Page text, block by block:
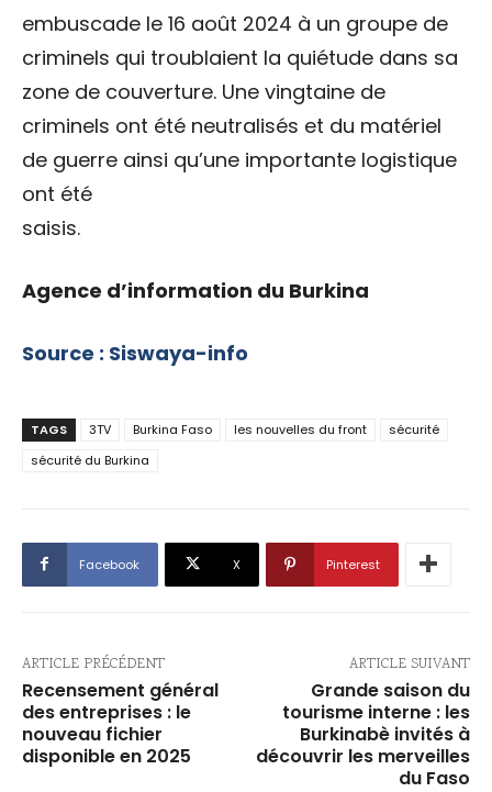
embuscade le 16 août 2024 à un groupe de
criminels qui troublaient la quiétude dans sa
zone de couverture. Une vingtaine de
criminels ont été neutralisés et du matériel
de guerre ainsi qu’une importante logistique
ont été
saisis.
Agence d’information du Burkina
Source : Siswaya-info
TAGS 3TV Burkina Faso les nouvelles du front
sécurité
sécurité du Burkina
Facebook X Pinterest
ARTICLE PRÉCÉDENT
Recensement général
des entreprises : le
nouveau fichier
disponible en 2025
ARTICLE SUIVANT
Grande saison du
tourisme interne : les
Burkinabè invités à
découvrir les merveilles
du Faso